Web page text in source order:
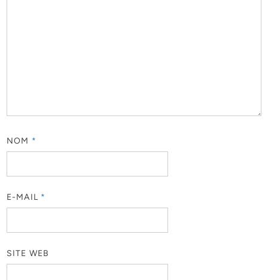
NOM *
E-MAIL *
SITE WEB